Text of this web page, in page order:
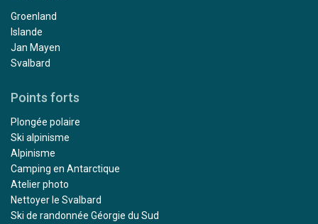
Groenland
Islande
Jan Mayen
Svalbard
Points forts
Plongée polaire
Ski alpinisme
Alpinisme
Camping en Antarctique
Atelier photo
Nettoyer le Svalbard
Ski de randonnée Géorgie du Sud